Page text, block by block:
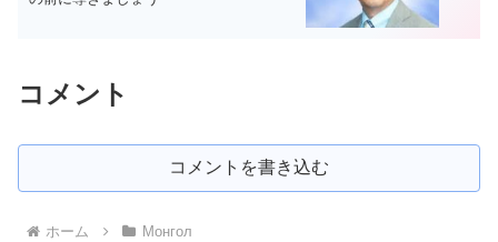
コメント
コメントを書き込む
ホーム Монгол